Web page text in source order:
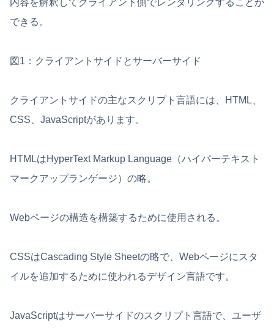
できる。
図1：クライアントサイドとサーバーサイド
クライアントサイドの主なスクリプト言語には、HTML、
CSS、JavaScriptがあります。
HTMLはHyperText Markup Language（ハイパーテキスト
マークアップランゲージ）の略。
Webページの構造を構築するために使用される。
CSSはCascading Style Sheetの略で、Webページにスタ
イルを追加するために使われるデザイン言語です。
JavaScriptはサーバーサイドのスクリプト言語で、ユーザ